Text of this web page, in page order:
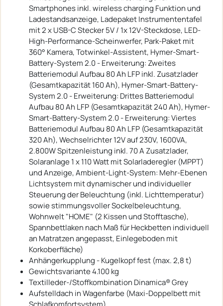
Smartphones inkl. wireless charging Funktion und
Ladestandsanzeige, Ladepaket Instrumententafel
mit 2 x USB-C Stecker 5V / 1x 12V-Steckdose, LED-
High-Performance-Scheinwerfer, Park-Paket mit
360° Kamera, Totwinkel-Assistent, Hymer-Smart-
Battery-System 2.0 - Erweiterung: Zweites
Batteriemodul Aufbau 80 Ah LFP inkl. Zusatzlader
(Gesamtkapazität 160 Ah), Hymer-Smart-Battery-
System 2.0 - Erweiterung: Drittes Batteriemodul
Aufbau 80 Ah LFP (Gesamtkapazität 240 Ah), Hymer-
Smart-Battery-System 2.0 - Erweiterung: Viertes
Batteriemodul Aufbau 80 Ah LFP (Gesamtkapazität
320 Ah), Wechselrichter 12V auf 230V, 1600VA,
2.800W Spitzenleistung inkl. 70 A Zusatzlader,
Solaranlage 1 x 110 Watt mit Solarladeregler (MPPT)
und Anzeige, Ambient-Light-System: Mehr-Ebenen
Lichtsystem mit dynamischer und individueller
Steuerung der Beleuchtung (inkl. Lichttemperatur)
sowie stimmungsvoller Sockelbeleuchtung,
Wohnwelt "HOME" (2 Kissen und Stofftasche),
Spannbettlaken nach Maß für Heckbetten individuell
an Matratzen angepasst, Einlegeboden mit
Korkoberfläche)
Anhängerkupplung - Kugelkopf fest (max. 2,8 t)
Gewichtsvariante 4.100 kg
Textilleder-/Stoffkombination Dinamica® Grey
Aufstelldach in Wagenfarbe (Maxi-Doppelbett mit